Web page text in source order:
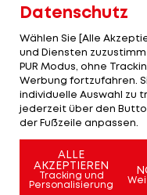
im Westen Wiens
keines der
entsprechen.
Stadion offiziell
um 90 Grad
dafür zwei
Kern der Rapid-
West- auf die
anderem sollen
Datenschutz
Wählen Sie [Alle
und Diensten
PUR Modus, ohne
Werbung fortzufahren.
individuelle Auswahl zu
jederzeit über den
der Fußzeile anpassen.
ALLE
AKZEPTIEREN
Tracking und
Personalisierung